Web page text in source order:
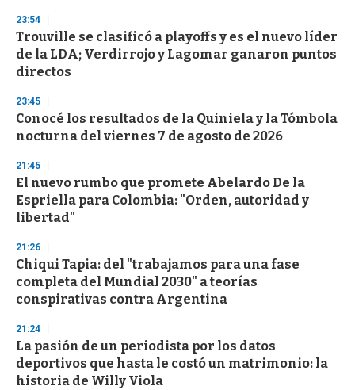
d
s
o
f
3
s
e
c
o
d
s
23:54
Trouville se clasificó a playoffs y es el nuevo líder
de la LDA; Verdirrojo y Lagomar ganaron puntos
directos
23:45
Conocé los resultados de la Quiniela y la Tómbola
nocturna del viernes 7 de agosto de 2026
21:45
El nuevo rumbo que promete Abelardo De la
Espriella para Colombia: "Orden, autoridad y
libertad"
21:26
Chiqui Tapia: del "trabajamos para una fase
completa del Mundial 2030" a teorías
conspirativas contra Argentina
21:24
La pasión de un periodista por los datos
deportivos que hasta le costó un matrimonio: la
historia de Willy Viola